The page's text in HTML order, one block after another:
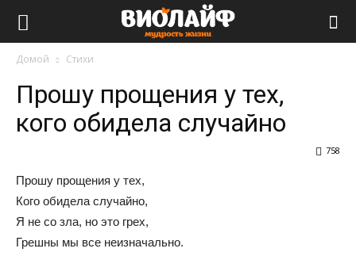
Домой Стихи
Прошу прощения у тех,
кого обидела случайно
758
Прошу прощения у тех,
Кого обидела случайно,
Я не со зла, но это грех,
Грешны мы все неизначально.